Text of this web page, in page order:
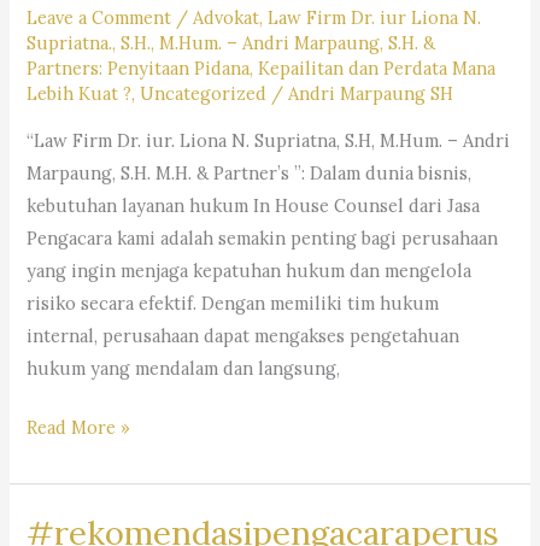
Leave a Comment /Advokat,Law Firm Dr. iur Liona N.
Supriatna., S.H., M.Hum. – Andri Marpaung, S.H. &
Partners: Penyitaan Pidana, Kepailitan dan Perdata Mana
Lebih Kuat ?,Uncategorized /Andri Marpaung SH
“Law Firm Dr. iur. Liona N. Supriatna, S.H, M.Hum. – Andri
Marpaung, S.H. M.H. & Partner’s ”: Dalam dunia bisnis,
kebutuhan layanan hukum In House Counsel dari Jasa
Pengacara kami adalah semakin penting bagi perusahaan
yang ingin menjaga kepatuhan hukum dan mengelola
risiko secara efektif. Dengan memiliki tim hukum
internal, perusahaan dapat mengakses pengetahuan
hukum yang mendalam dan langsung,
#rekomendasikantorhukumbisnis,
Read More »
#rekomendasipengacaraperus